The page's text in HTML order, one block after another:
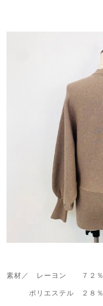
素材／ レーヨン ７２％
ポリエステル ２８％